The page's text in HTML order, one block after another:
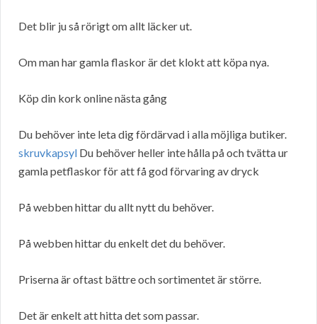
Det blir ju så rörigt om allt läcker ut.
Om man har gamla flaskor är det klokt att köpa nya.
Köp din kork online nästa gång
Du behöver inte leta dig fördärvad i alla möjliga butiker.
skruvkapsyl Du behöver heller inte hålla på och tvätta ur
gamla petflaskor för att få god förvaring av dryck
På webben hittar du allt nytt du behöver.
På webben hittar du enkelt det du behöver.
Priserna är oftast bättre och sortimentet är större.
Det är enkelt att hitta det som passar.